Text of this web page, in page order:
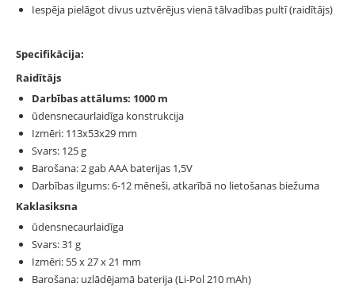
Iespēja pielāgot divus uztvērējus vienā tālvadības pultī (raidītājs)
Specifikācija:
Raidītājs
Darbības attālums: 1000 m
ūdensnecaurlaidīga konstrukcija
Izmēri: 113x53x29 mm
Svars: 125 g
Barošana: 2 gab AAA baterijas 1,5V
Darbības ilgums: 6-12 mēneši, atkarībā no lietošanas biežuma
Kaklasiksna
ūdensnecaurlaidīga
Svars: 31 g
Izmēri: 55 x 27 x 21 mm
Barošana: uzlādējamā baterija (Li-Pol 210 mAh)